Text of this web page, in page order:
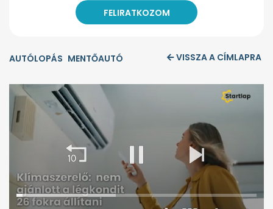
AUTÓLOPÁS MENTŐAUTÓ VISSZA A CÍMLAPRA